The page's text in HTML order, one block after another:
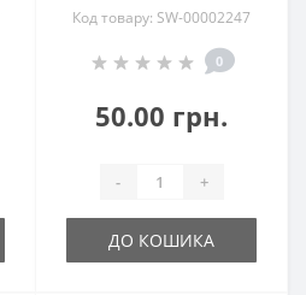
Код товару: SW-00002247
0
50.00 грн.
- +
ДО КОШИКА